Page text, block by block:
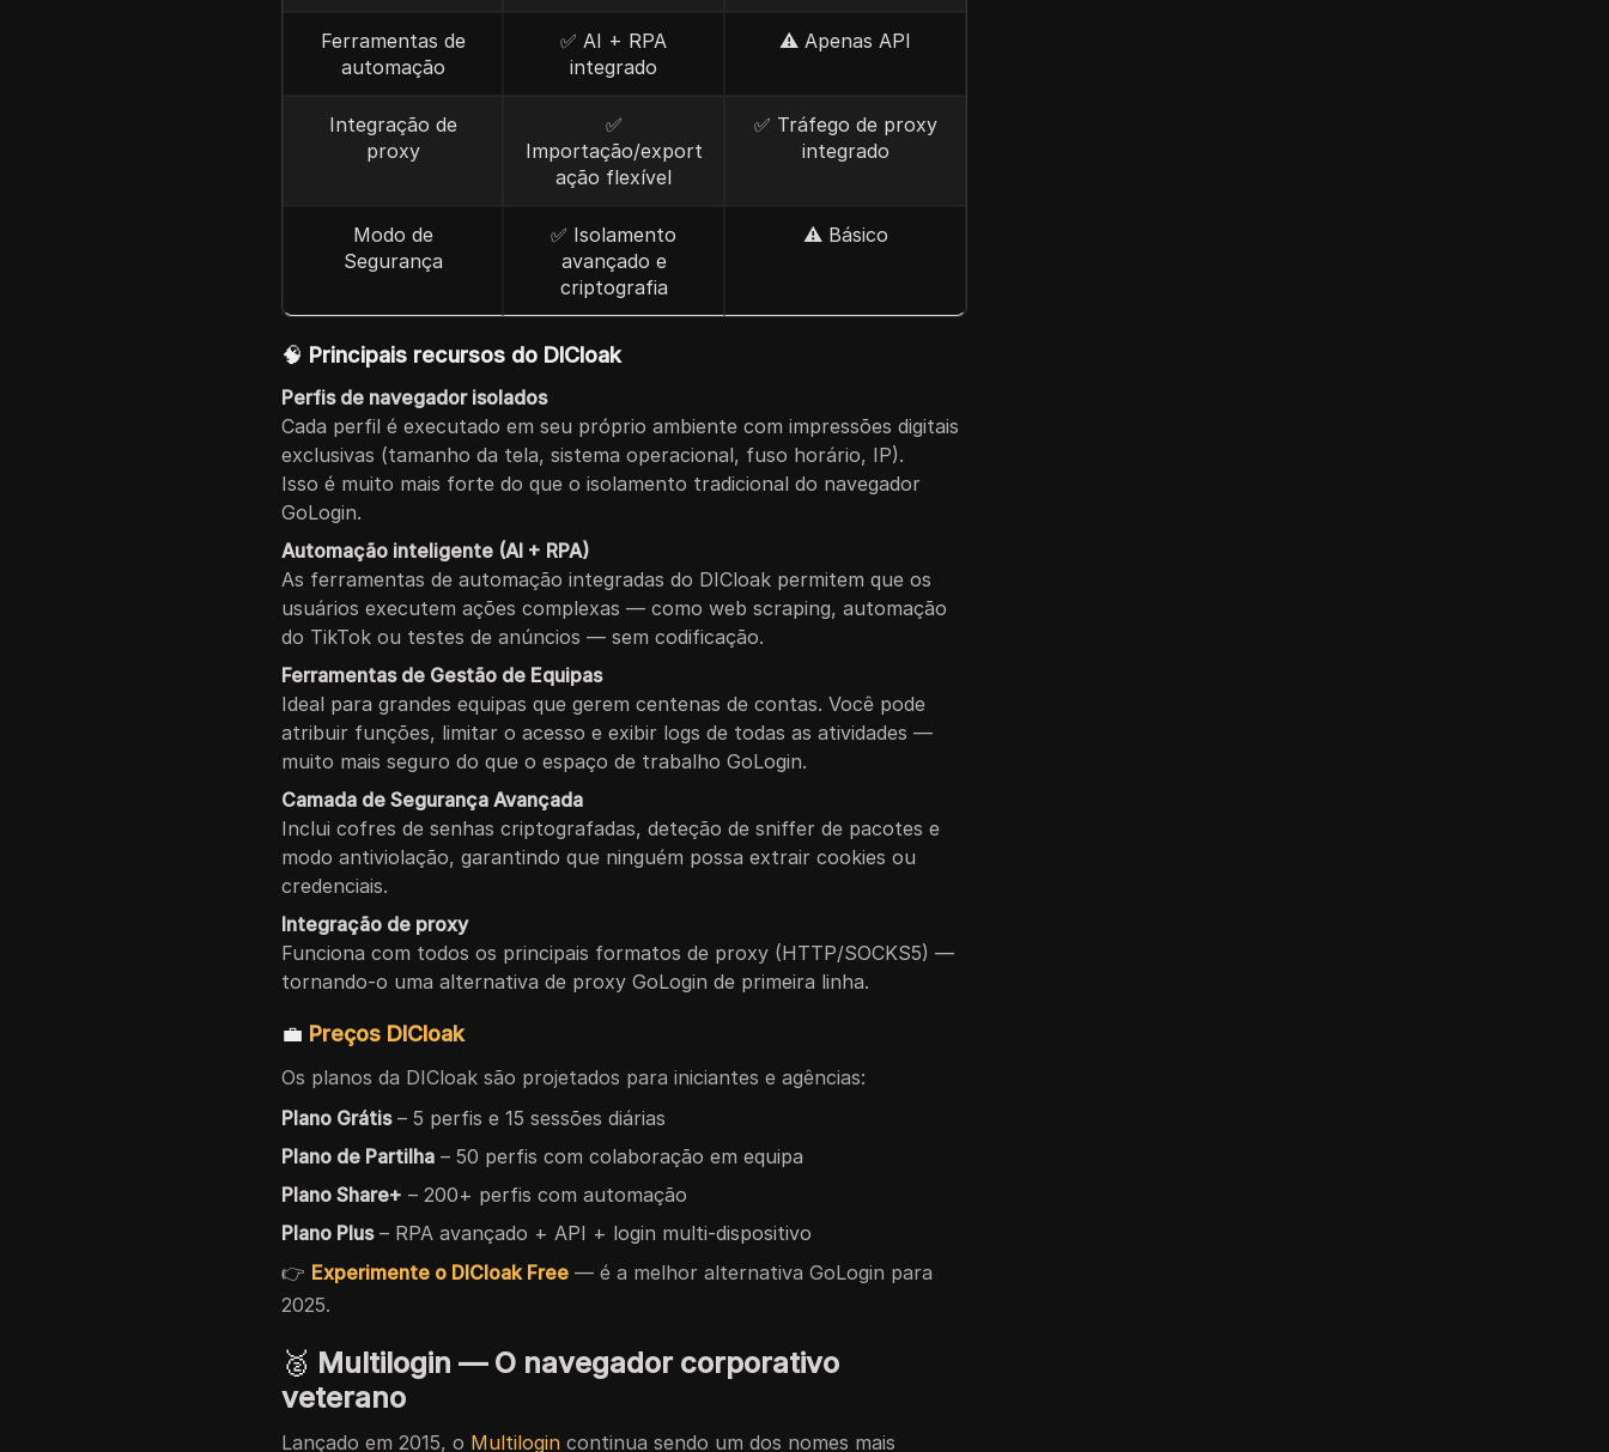
Ferramentas de
automação
✅ AI + RPA
integrado
⚠️ Apenas API
Integração de
proxy
✅
Importação/export
ação flexível
✅ Tráfego de proxy
integrado
Modo de
Segurança
✅ Isolamento
avançado e
criptografia
⚠️ Básico
🧠 Principais recursos do DICloak
Perfis de navegador isolados
Cada perfil é executado em seu próprio ambiente com impressões digitais
exclusivas (tamanho da tela, sistema operacional, fuso horário, IP).
Isso é muito mais forte do que o isolamento tradicional do navegador
GoLogin.
Automação inteligente (AI + RPA)
As ferramentas de automação integradas do DICloak permitem que os
usuários executem ações complexas — como web scraping, automação
do TikTok ou testes de anúncios — sem codificação.
Ferramentas de Gestão de Equipas
Ideal para grandes equipas que gerem centenas de contas. Você pode
atribuir funções, limitar o acesso e exibir logs de todas as atividades —
muito mais seguro do que o espaço de trabalho GoLogin.
Camada de Segurança Avançada
Inclui cofres de senhas criptografadas, deteção de sniffer de pacotes e
modo antiviolação, garantindo que ninguém possa extrair cookies ou
credenciais.
Integração de proxy
Funciona com todos os principais formatos de proxy (HTTP/SOCKS5) —
tornando-o uma alternativa de proxy GoLogin de primeira linha.
💼 Preços DICloak
Os planos da DICloak são projetados para iniciantes e agências:
Plano Grátis– 5 perfis e 15 sessões diárias
Plano de Partilha – 50 perfis com colaboração em equipa
Plano Share+ – 200+ perfis com automação
Plano Plus– RPA avançado + API + login multi-dispositivo
👉 Experimente o DICloak Free — é a melhor alternativa GoLogin para
2025.
🥈 Multilogin — O navegador corporativo
veterano
Lançado em 2015, o Multilogin continua sendo um dos nomes mais